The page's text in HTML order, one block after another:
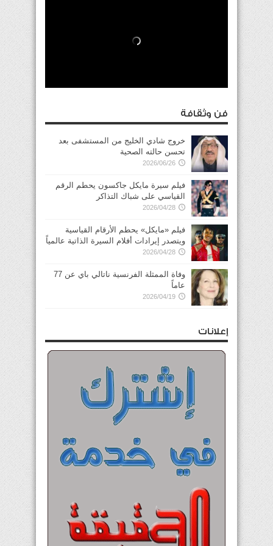
فن وثقافة
خروج شادي الخليج من المستشفى بعد
تحسن حالته الصحية
2026/06/26
فيلم سيرة مايكل جاكسون يحطم الرقم
القياسي على شباك التذاكر
2026/04/28
فيلم «مايكل» يحطم الأرقام القياسية
ويتصدر إيرادات أفلام السيرة الذاتية عالمياً
2026/04/28
وفاة الممثلة الفرنسية ناتالي باي عن 77
عاماً
2026/04/19
إعلانات